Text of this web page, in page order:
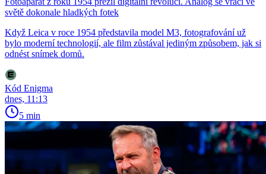
světě dokonale hladkých fotek
Když Leica v roce 1954 představila model M3, fotografování už
bylo moderní technologií, ale film zůstával jediným způsobem, jak si
odnést snímek domů.
Kód Enigma
dnes, 11:13
5 min